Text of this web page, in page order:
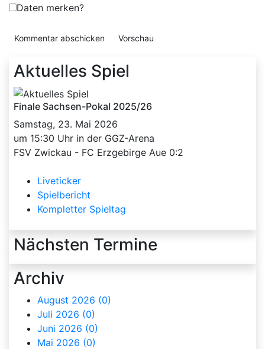
Daten merken?
Aktuelles Spiel
Finale Sachsen-Pokal 2025/26
Samstag, 23. Mai 2026
um 15:30 Uhr in der GGZ-Arena
FSV Zwickau - FC Erzgebirge Aue 0:2
Liveticker
Spielbericht
Kompletter Spieltag
Nächsten Termine
Archiv
August 2026 (0)
Juli 2026 (0)
Juni 2026 (0)
Mai 2026 (0)